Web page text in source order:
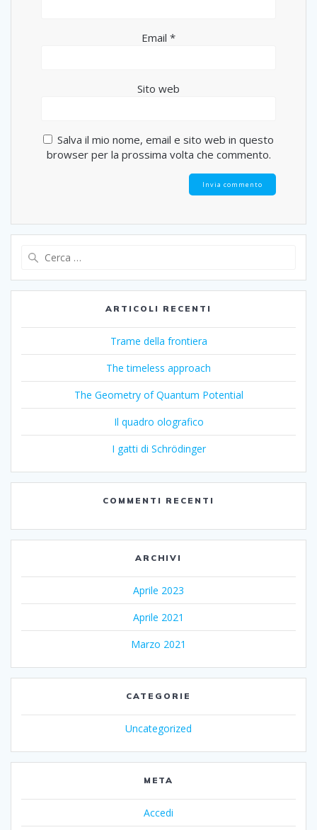
Email *
Sito web
Salva il mio nome, email e sito web in questo
browser per la prossima volta che commento.
ARTICOLI RECENTI
Trame della frontiera
The timeless approach
The Geometry of Quantum Potential
Il quadro olografico
I gatti di Schrödinger
COMMENTI RECENTI
ARCHIVI
Aprile 2023
Aprile 2021
Marzo 2021
CATEGORIE
Uncategorized
META
Accedi